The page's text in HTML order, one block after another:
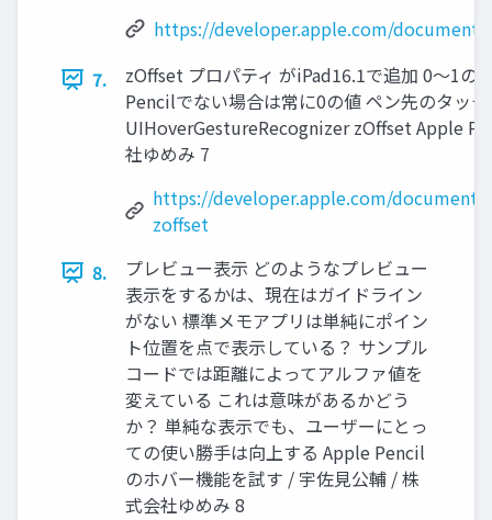
https://developer.apple.com/
7.
zOffset プロパティ がiPad16.1で追加 0〜1
Pencilでない場合は常に0の値 ペン先のタッ
UIHoverGestureRecognizer zOffset Apple
社ゆめみ 7
https://developer.apple.com/
zoffset
8.
プレビュー表示 どのようなプレビュー
表示をするかは、現在はガイドライン
がない 標準メモアプリは単純にポイン
ト位置を点で表示している？ サンプル
コードでは距離によってアルファ値を
変えている これは意味があるかどう
か？ 単純な表示でも、ユーザーにとっ
ての使い勝手は向上する Apple Pencil
のホバー機能を試す / 宇佐見公輔 / 株
式会社ゆめみ 8